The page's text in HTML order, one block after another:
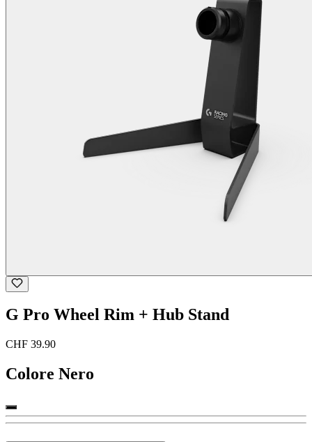
G Pro Wheel Rim + Hub Stand
CHF 39.90
Colore Nero